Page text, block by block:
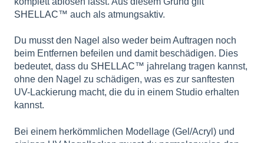
SHELLAC™ auch als atmungsaktiv.
Du musst den Nagel also weder beim Auftragen noch
beim Entfernen befeilen und damit beschädigen. Dies
bedeutet, dass du SHELLAC™ jahrelang tragen kannst,
ohne den Nagel zu schädigen, was es zur sanftesten
UV-Lackierung macht, die du in einem Studio erhalten
kannst.
Bei einem herkömmlichen Modellage (Gel/Acryl) und